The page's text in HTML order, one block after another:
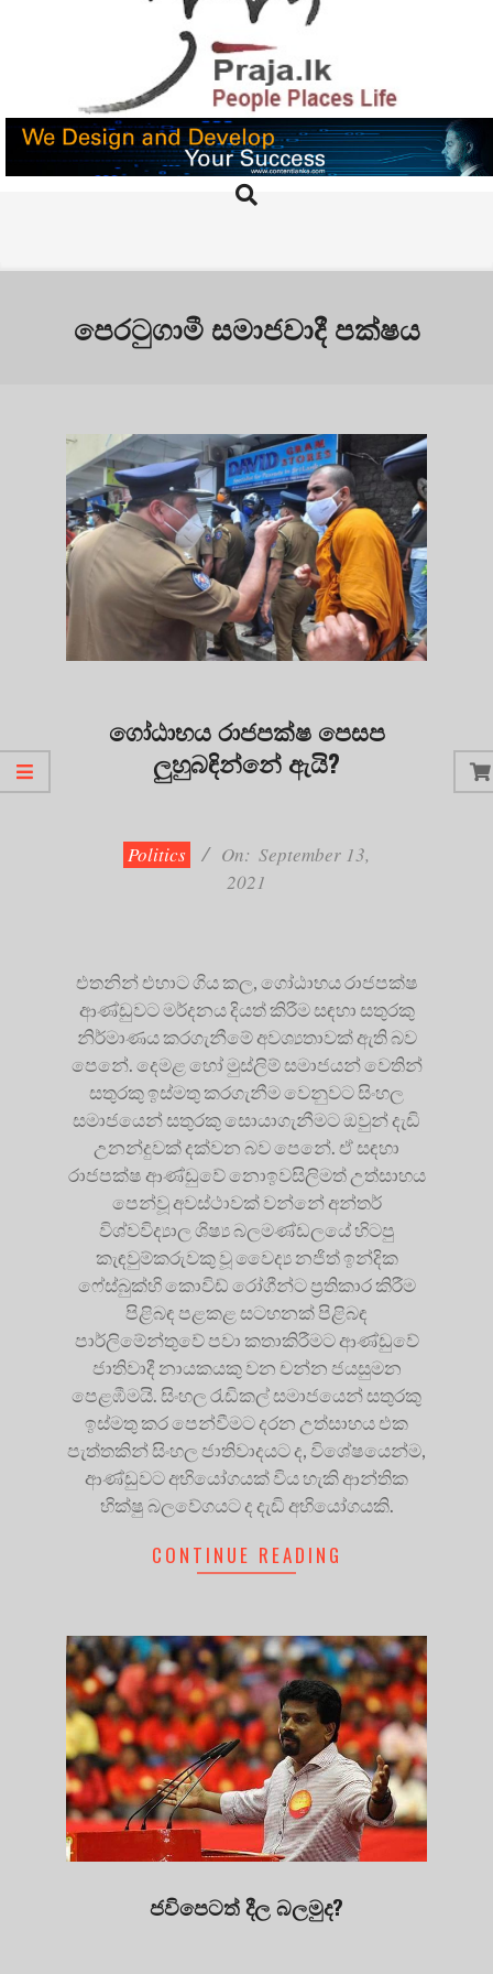
PRAJA.LK
Search
පෙරටුගාමී සමාජවාදී පක්ෂය
ගෝඨාභය රාජපක්ෂ පෙසප
ලුහුබඳින්නේ ඇයි?
Politics On: September 13,
2021
එතනින් එහාට ගිය කල, ගෝඨාභය රාජපක්ෂ
ආණ්ඩුවට මර්දනය දියත් කිරීම සඳහා සතුරකු
නිර්මාණය කරගැනීමේ අවශ්‍යතාවක් ඇති බව
පෙනේ. දෙමළ හෝ මුස්ලිම් සමාජයන් වෙතින්
සතුරකු ඉස්මතු කරගැනීම වෙනුවට සිංහල
සමාජයෙන් සතුරකු සොයාගැනීමට ඔවුන් දැඩි
උනන්දුවක් දක්වන බව පෙනේ. ඒ සඳහා
රාජපක්ෂ ආණ්ඩුවේ නොඉවසිලිමත් උත්සාහය
පෙන්වූ අවස්ථාවක් වන්නේ අන්තර්
විශ්වවිද්‍යාල ශිෂ්‍ය බලමණ්ඩලයේ හිටපු
කැඳවුම්කරුවකු වූ වෛද්‍ය නජිත් ඉන්දික
ෆේස්බුක්හි කොවිඩ් රෝගීන්ට ප්‍රතිකාර කිරීම
පිළිබඳ පළකළ සටහනක් පිළිබඳ
පාර්ලිමේන්තුවේ පවා කතාකිරීමට ආණ්ඩුවේ
ජාතිවාදී නායකයකු වන චන්න ජයසුමන
පෙළඹීමයි. සිංහල රැඩිකල් සමාජයෙන් සතුරකු
ඉස්මතු කර පෙන්වීමට දරන උත්සාහය එක
පැත්තකින් සිංහල ජාතිවාදයට ද, විශේෂයෙන්ම,
ආණ්ඩුවට අභියෝගයක් විය හැකි ආන්තික
භික්ෂු බලවේගයට ද දැඩි අභියෝගයකි.
CONTINUE READING
ජවිපෙටත් දීල බලමුද?